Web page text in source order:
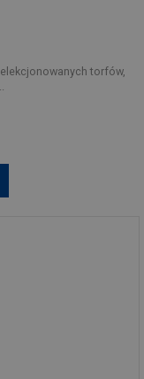
torfów,